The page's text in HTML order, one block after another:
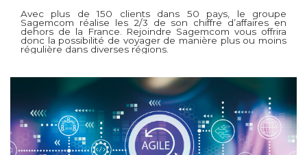
Avec plus de 150 clients dans 50 pays, le groupe
Sagemcom réalise les 2/3 de son chiffre d’affaires en
dehors de la France. Rejoindre Sagemcom vous offrira
donc la possibilité de voyager de manière plus ou moins
régulière dans diverses régions.